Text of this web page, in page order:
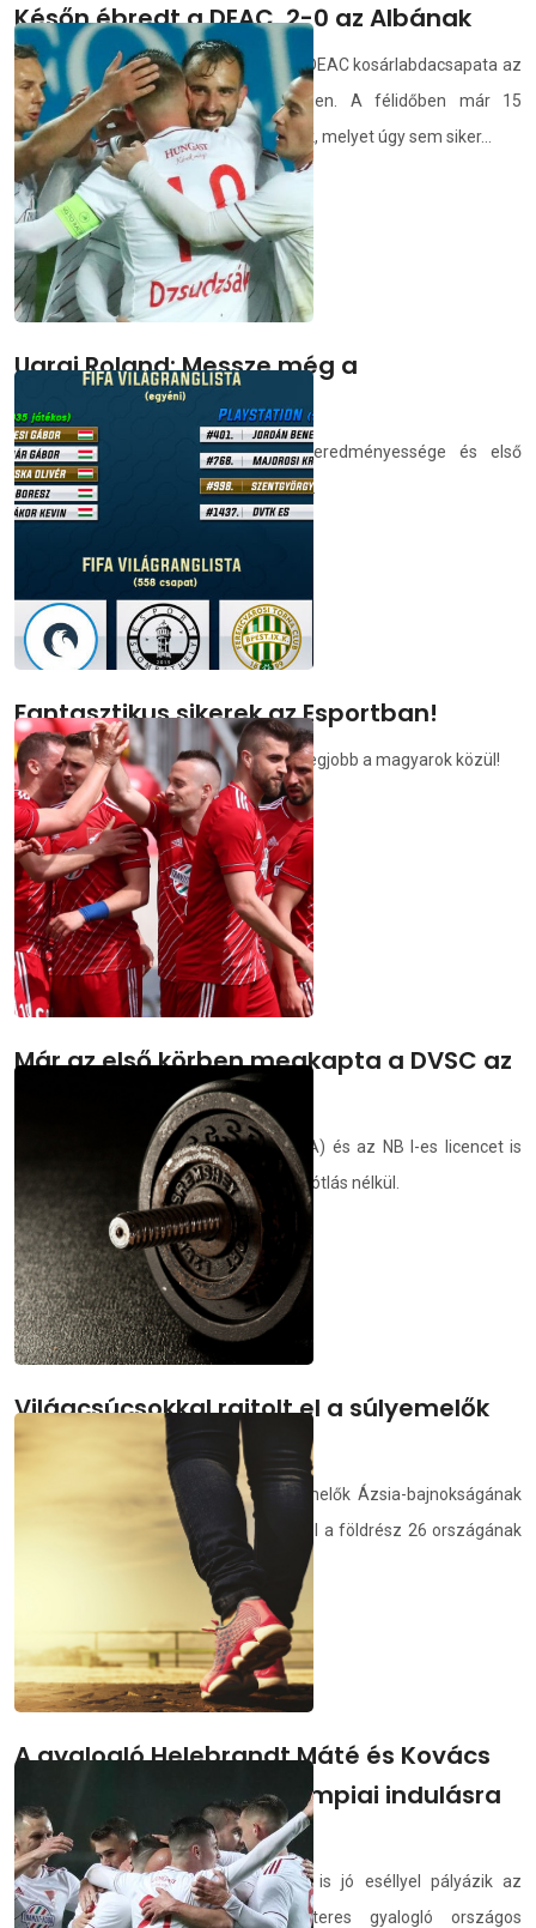
Későn ébredt a DEAC, 2-0 az Albának
Fehérváron is vereséget szenvedett a DEAC kosárlabdacsapata az
NBI/A rájátszásának negyeddöntőjében. A félidőben már 15
pontos hátrányban voltak a hajdúságiak, melyet úgy sem siker...
demedia.hu 2021.04.20.
Ugrai Roland: Messze még a
csúcsformám
Középpályásunk számára a DVSC eredményessége és első
osztályba való feljutása a legfontosabb.
Fantasztikus sikerek az Esportban!
A világranglistán a DVSC egyesülete a legjobb a magyarok közül!
demedia.hu 2021.04.20.
Már az első körben megkapta a DVSC az
NB I-es licencet
A DVSC esetében a nemzetközi (UEFA) és az NB I-es licencet is
elfogadta az MLSZ, első körben, hiánypótlás nélkül.
demedia.hu 2021.04.19.
Világcsúcsokkal rajtolt el a súlyemelők
Ázsia-bajnoksága
Három világcsúcs is megdőlt a súlyemelők Ázsia-bajnokságának
első napján, vasárnap Taskentben, ahol a földrész 26 országának
erős emberei versengenek.
2021.04.19.
A gyalogló Helebrandt Máté és Kovács
Barbara is esélyes az olimpiai indulásra
20 km-en
Helebrandt Máté és Kovács Barbara is jó eséllyel pályázik az
olimpiai szereplésre a 20 kilométeres gyalogló országos